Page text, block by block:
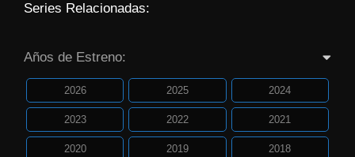
Series Relacionadas:
Años de Estreno:
2026 2025 2024
2023 2022 2021
2020 2019 2018